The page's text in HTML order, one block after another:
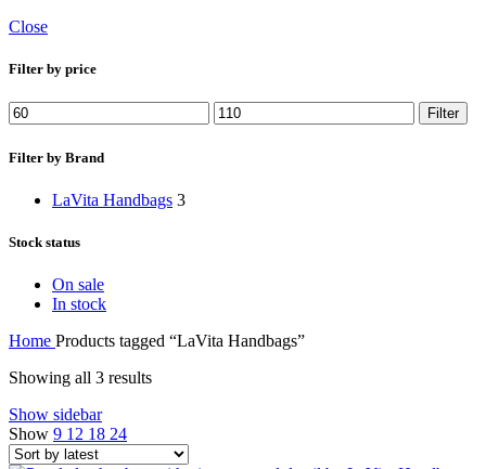
Close
Filter by price
Min
price
Max
price
Filter
Filter by Brand
LaVita Handbags 3
Stock status
On sale
In stock
Home Products tagged “LaVita Handbags”
Showing all 3 resultsSorted
Show sidebar
Show 9 12 18 24